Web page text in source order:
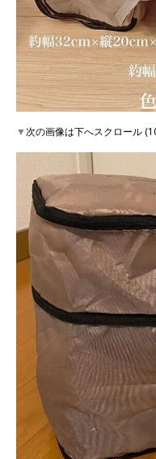
▼次の画像は下へスクロール